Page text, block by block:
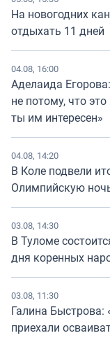
На новогодних
отдыхать 11 дней
04.08, 16:00
Аделаида
не потому, что
ты им интересен»
04.08, 14:20
В Коле подвели
Олимпийскую
03.08, 14:30
В Туломе
дня коренных
03.08, 11:30
Галина
приехали